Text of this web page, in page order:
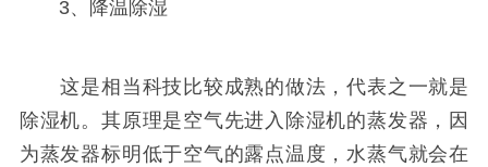
3、降温除湿
这是相当科技比较成熟的做法，代表之一就是
除湿机。其原理是空气先进入除湿机的蒸发器，因
为蒸发器标明低于空气的露点温度，水蒸气就会在